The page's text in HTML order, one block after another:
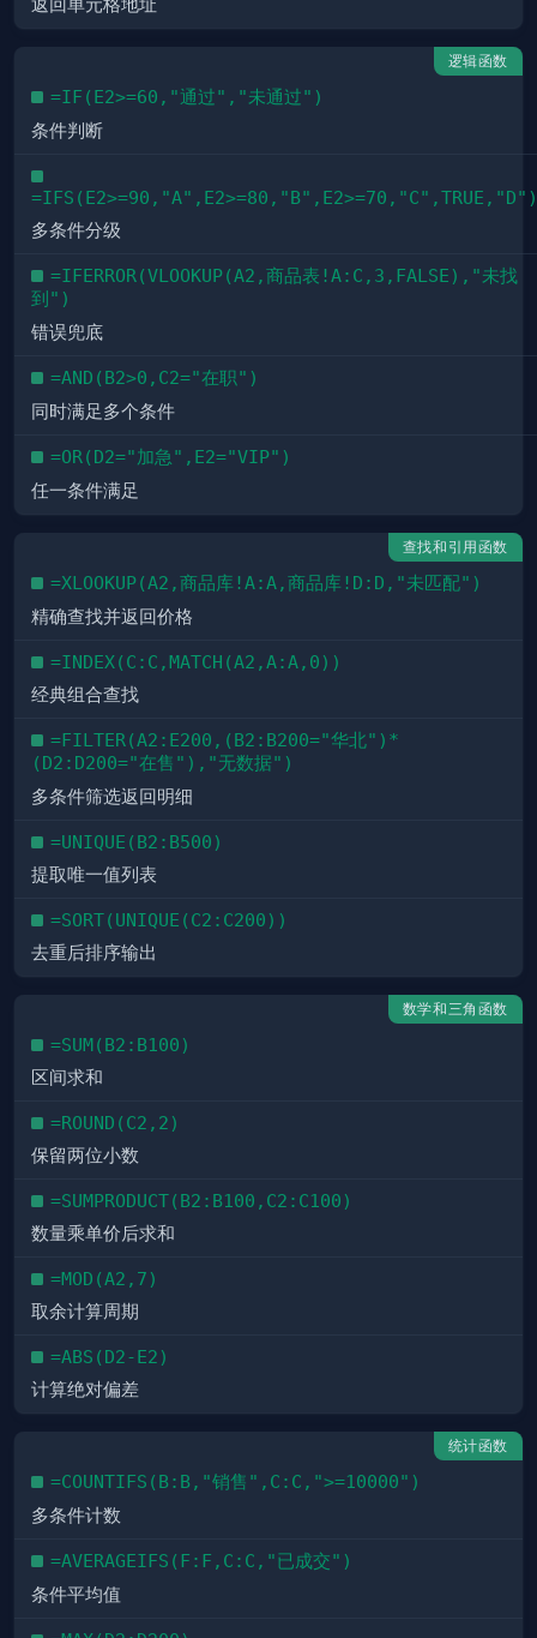
返回单元格地址
逻辑函数
=IF(E2>=60,"通过","未通过")
条件判断
=IFS(E2>=90,"A",E2>=80,"B",E2>=70,"C",TRUE,"D")
多条件分级
=IFERROR(VLOOKUP(A2,商品表!A:C,3,FALSE),"未找
到")
错误兜底
=AND(B2>0,C2="在职")
同时满足多个条件
=OR(D2="加急",E2="VIP")
任一条件满足
查找和引用函数
=XLOOKUP(A2,商品库!A:A,商品库!D:D,"未匹配")
精确查找并返回价格
=INDEX(C:C,MATCH(A2,A:A,0))
经典组合查找
=FILTER(A2:E200,(B2:B200="华北")*
(D2:D200="在售"),"无数据")
多条件筛选返回明细
=UNIQUE(B2:B500)
提取唯一值列表
=SORT(UNIQUE(C2:C200))
去重后排序输出
数学和三角函数
=SUM(B2:B100)
区间求和
=ROUND(C2,2)
保留两位小数
=SUMPRODUCT(B2:B100,C2:C100)
数量乘单价后求和
=MOD(A2,7)
取余计算周期
=ABS(D2-E2)
计算绝对偏差
统计函数
=COUNTIFS(B:B,"销售",C:C,">=10000")
多条件计数
=AVERAGEIFS(F:F,C:C,"已成交")
条件平均值